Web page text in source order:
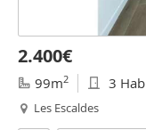
2.400€
99m2 3 Hab
Les Escaldes